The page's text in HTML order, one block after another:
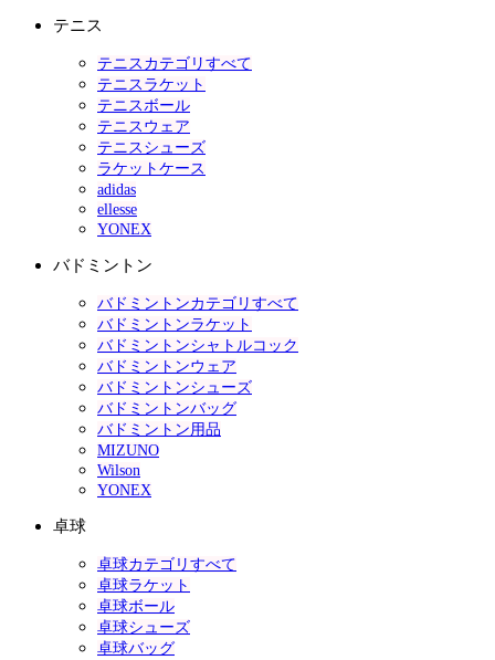
テニス
テニスカテゴリすべて
テニスラケット
テニスボール
テニスウェア
テニスシューズ
ラケットケース
adidas
ellesse
YONEX
バドミントン
バドミントンカテゴリすべて
バドミントンラケット
バドミントンシャトルコック
バドミントンウェア
バドミントンシューズ
バドミントンバッグ
バドミントン用品
MIZUNO
Wilson
YONEX
卓球
卓球カテゴリすべて
卓球ラケット
卓球ボール
卓球シューズ
卓球バッグ